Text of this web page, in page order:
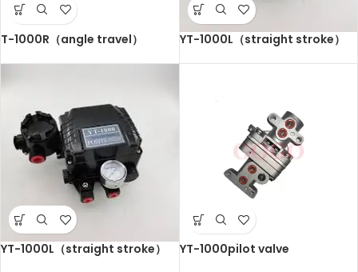
T-1000R（angle travel） YT-1000L（straight stroke）
YT-1000L（straight stroke） YT-1000pilot valve